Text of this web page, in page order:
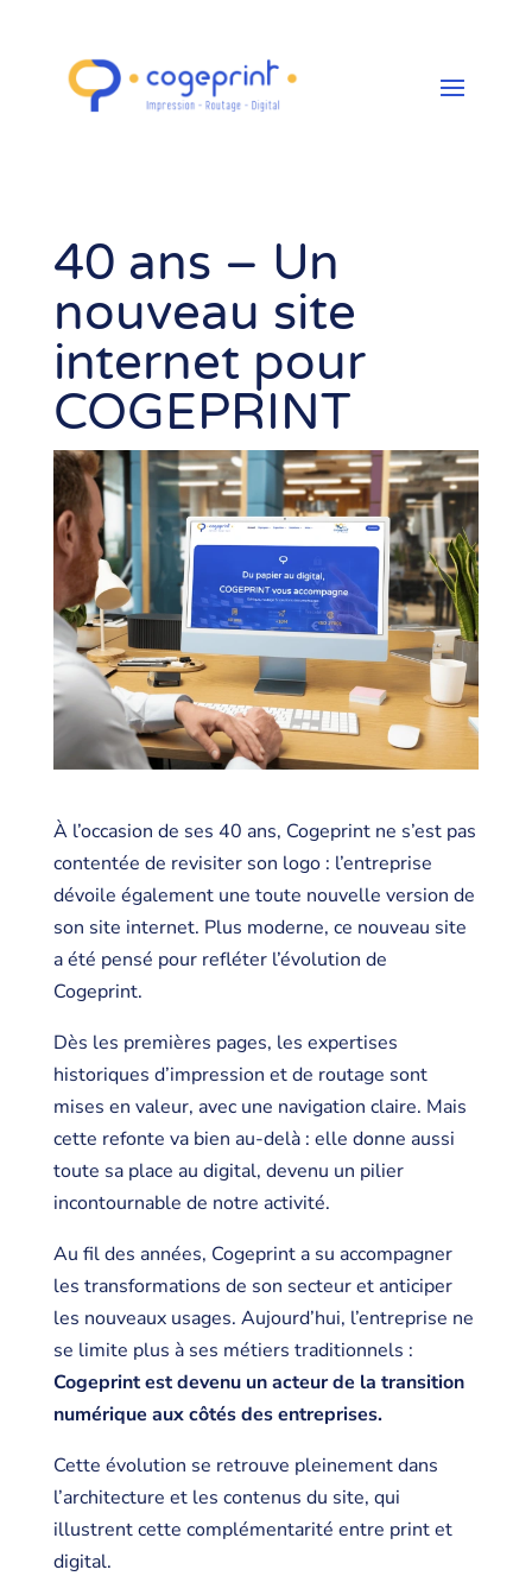
40 ans – Un
nouveau site
internet pour
COGEPRINT
À l’occasion de ses 40 ans, Cogeprint ne s’est pas
contentée de revisiter son logo : l’entreprise
dévoile également une toute nouvelle version de
son site internet. Plus moderne, ce nouveau site
a été pensé pour refléter l’évolution de
Cogeprint.
Dès les premières pages, les expertises
historiques d’impression et de routage sont
mises en valeur, avec une navigation claire. Mais
cette refonte va bien au-delà : elle donne aussi
toute sa place au digital, devenu un pilier
incontournable de notre activité.
Au fil des années, Cogeprint a su accompagner
les transformations de son secteur et anticiper
les nouveaux usages. Aujourd’hui, l’entreprise ne
se limite plus à ses métiers traditionnels :
Cogeprint est devenu un acteur de la transition
numérique aux côtés des entreprises.
Cette évolution se retrouve pleinement dans
l’architecture et les contenus du site, qui
illustrent cette complémentarité entre print et
digital.